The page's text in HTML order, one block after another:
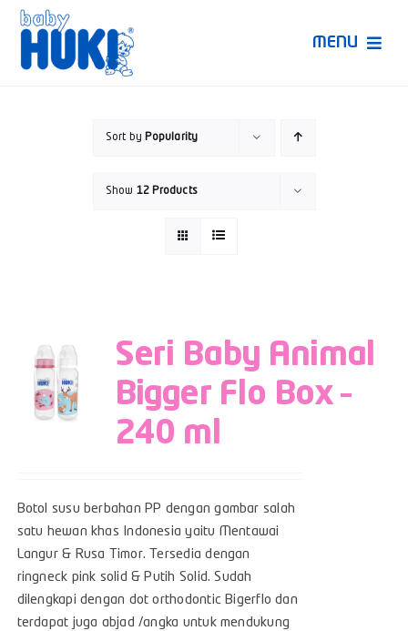
Skip
content
MENU
Sort by Popularity
Show 12 Products
Seri Baby Animal
Bigger Flo Box –
240 ml
Botol susu berbahan PP dengan gambar salah
satu hewan khas Indonesia yaitu Mentawai
Langur & Rusa Timor. Tersedia dengan
ringneck pink solid & Putih Solid. Sudah
dilengkapi dengan dot orthodontic Bigerflo dan
terdapat juga abjad /angka untuk mendukung